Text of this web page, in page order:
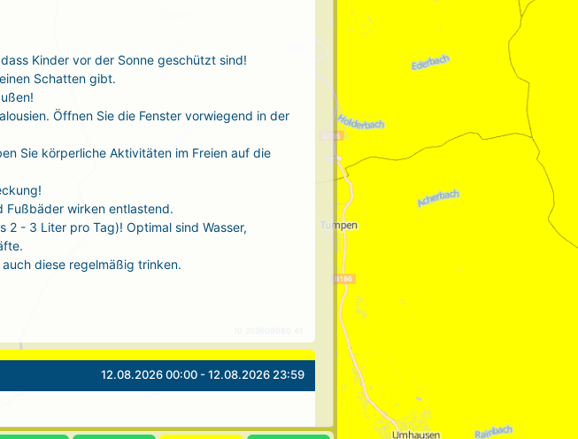
Kinder vor der Sonne geschützt sind!
Schatten gibt.
Öffnen Sie die Fenster vorwiegend in der
Sie körperliche Aktivitäten im Freien auf die
Fußbäder wirken entlastend.
2 - 3 Liter pro Tag)! Optimal sind Wasser,
diese regelmäßig trinken.
12.08.2026 00:00 - 12.08.2026 23:59